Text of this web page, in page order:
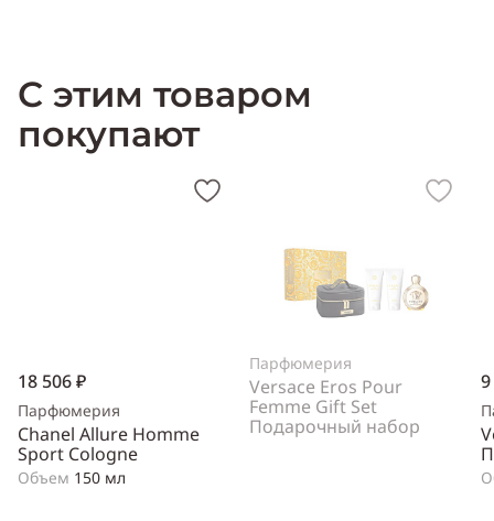
пион, мускусПроизводитель:США (USA)
С этим товаром
покупают
18 506 ₽
Парфюмерия
Chanel Allure Homme
Sport Cologne
Объем 150 мл
Парфюмерия
Versace Eros Pour
Femme Gift Set
Подарочный набор